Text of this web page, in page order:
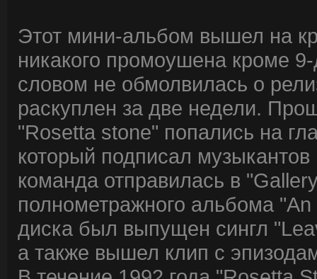
Этот мини-альбом вышел на
никакого промоушена кроме
словом не обмолвилась о
раскуплен за две недели.
"Rosetta stone" попались на
который подписал
команда отправилась в
полнометражного альбома
диска был выпущен сингл
а также вышел клип с